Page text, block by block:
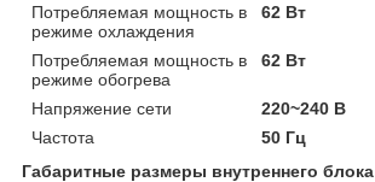
Потребляемая мощность в
режиме охлаждения
62 Вт
Потребляемая мощность в
режиме обогрева
62 Вт
Напряжение сети
220~240 В
Частота
50 Гц
Габаритные размеры внутреннего блока